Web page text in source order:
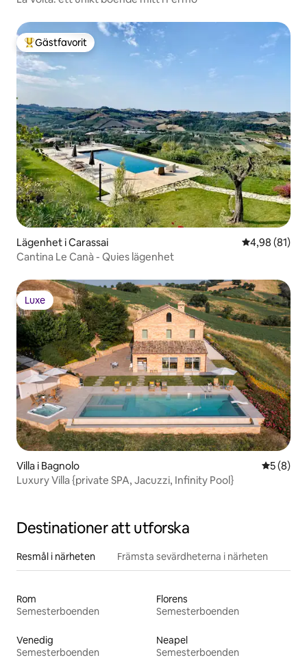
Populär gästfavorit
Gästfavorit
Lägenhet i Carassai 4,98 av 5 i
4,98 (81)
Cantina Le Canà - Quies lägenhet
Luxe
Luxe
Villa i Bagnolo 5 av 5 i
5 (8)
Luxury Villa {private SPA, Jacuzzi, Infinity Pool}
Destinationer att utforska
Resmål i närheten Främsta sevärdheterna i närheten
Rom
Semesterboenden
Florens
Semesterboenden
Venedig
Semesterboenden
Neapel
Semesterboenden